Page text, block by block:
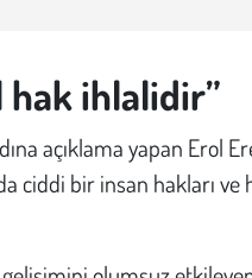
hak ihlalidir”
açıklama yapan Erol
ciddi bir insan hakları ve